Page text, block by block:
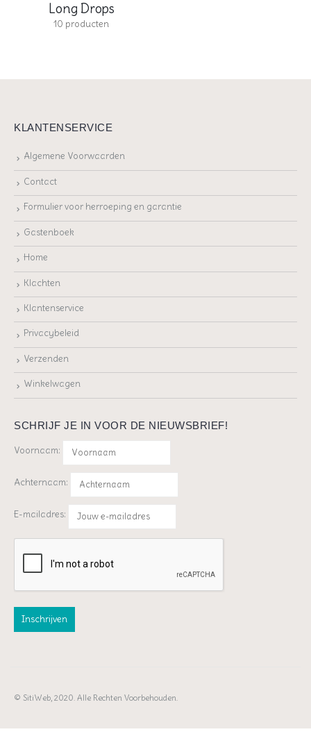
Long Drops
10 producten
KLANTENSERVICE
Algemene Voorwaarden
Contact
Formulier voor herroeping en garantie
Gastenboek
Home
Klachten
Klantenservice
Privacybeleid
Verzenden
Winkelwagen
SCHRIJF JE IN VOOR DE NIEUWSBRIEF!
Voornaam:
Achternaam:
E-mailadres:
© SitiWeb, 2020. Alle Rechten Voorbehouden.